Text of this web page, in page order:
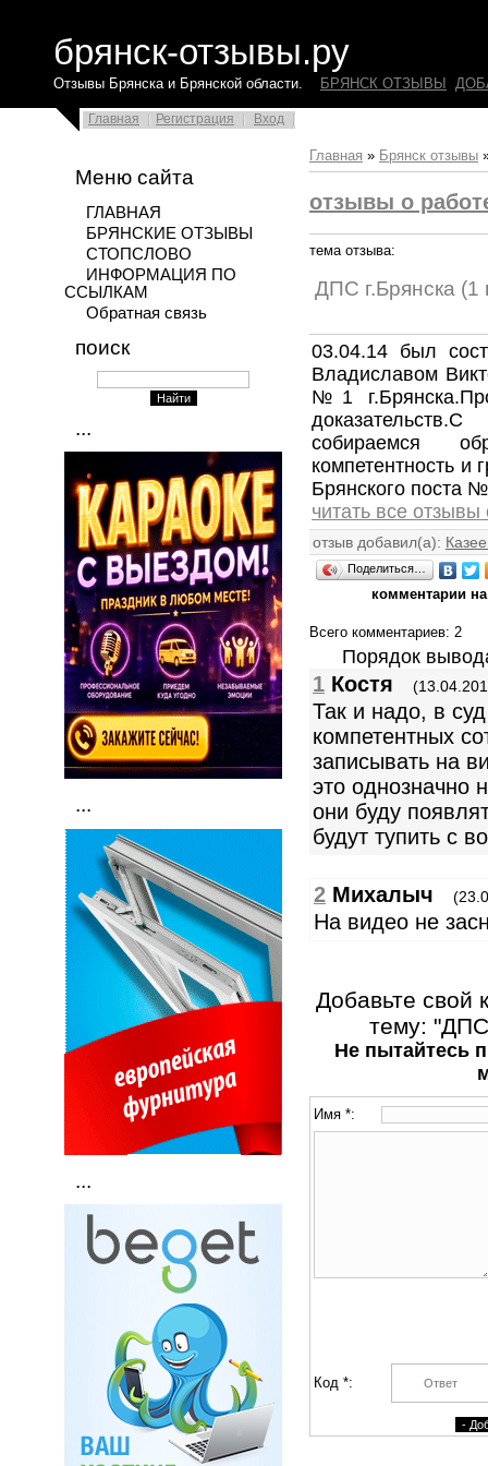
брянск-отзывы.ру
Отзывы Брянска и Брянской области. БРЯНСК ОТЗЫВЫ
Главная Регистрация Вход
Меню сайта
ГЛАВНАЯ
БРЯНСКИЕ ОТЗЫВЫ
СТОПСЛОВО
ИНФОРМАЦИЯ ПО
ССЫЛКАМ
Обратная связь
поиск
...
...
...
Главная » Брянск отзывы
отзывы о
тема отзыва:
ДПС г.Брянска (1
03.04.14 был
Владиславом
№1
собираемся
компетентность и
Брянского поста
читать все
отзыв добавил(а):
Поделиться…
комментарии
Всего комментариев: 2
Порядок
1 Костя
Так и надо, в
компетентных
записывать на
это однозначно
они буду
будут тупить с
2 Михалыч
На видео не
Добавьте свой
тему: "ДПС
Не пытайтесь
Имя *:
Код *: